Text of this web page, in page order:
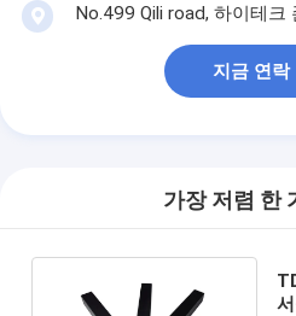
No.499 Qili road, 하이테크
지금 연락
가장 저렴 한